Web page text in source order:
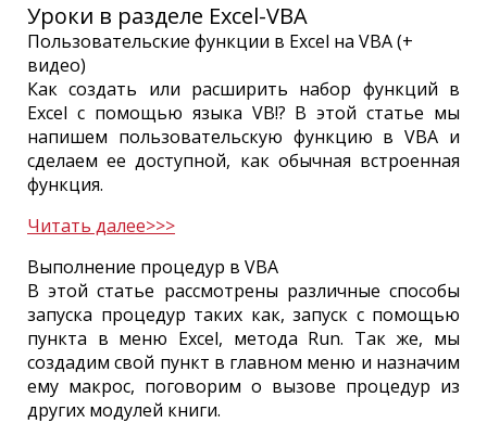
Уроки в разделе Excel-VBA
Пользовательские функции в Excel на VBA (+
видео)
Как создать или расширить набор функций в
Excel с помощью языка VB!? В этой статье мы
напишем пользовательскую функцию в VBA и
сделаем ее доступной, как обычная встроенная
функция.
Читать далее>>>
Выполнение процедур в VBA
В этой статье рассмотрены различные способы
запуска процедур таких как, запуск с помощью
пункта в меню Excel, метода Run. Так же, мы
создадим свой пункт в главном меню и назначим
ему макрос, поговорим о вызове процедур из
других модулей книги.